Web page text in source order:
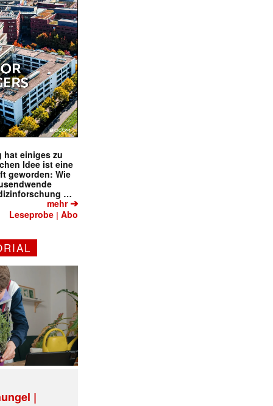
hat einiges zu
Idee ist eine
geworden: Wie
…
mehr➔
Leseprobe |Abo
|